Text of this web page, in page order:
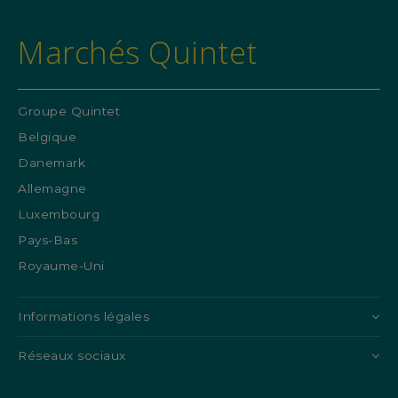
Marchés Quintet
Groupe Quintet
Belgique
Danemark
Allemagne
Luxembourg
Pays-Bas
Royaume-Uni
Informations légales
Réseaux sociaux